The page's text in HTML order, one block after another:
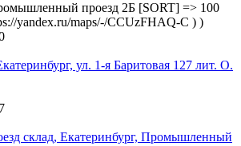
проезд 2Б [SORT] => 100
yandex.ru/maps/-/CCUzFHAQ-C ) )
ул. 1-я Баритовая 127 лит. О.
cклад, Екатеринбург, Промышленный